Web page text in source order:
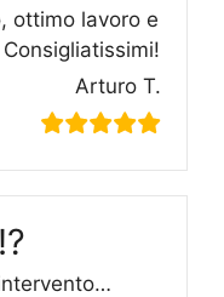
ottimo lavoro e
Arturo T.